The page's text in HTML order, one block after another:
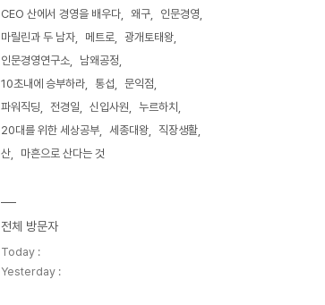
CEO 산에서 경영을 배우다
왜구
인문경영
마릴린과 두 남자
메트로
광개토태왕
인문경영연구소
남왜공정
10초내에 승부하라
통섭
문익점
파워직딩
전경일 신입사원
누르하치
20대를 위한 세상공부
세종대왕
직장생활
산
마흔으로 산다는 것
전체 방문자
Today :
Yesterday :